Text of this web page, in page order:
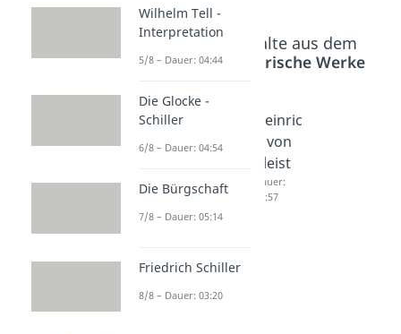
Beliebte Inhalte aus dem
BereichLiterarische Werke
Die
Judenbu
Zusam
sung
05:13
Sonnen
g
05:57
Heinric
h von
Kleist
Dauer:
03:57
Wilhelm Tell -
Interpretation
5/8 – Dauer: 04:44
Die Glocke -
Schiller
6/8 – Dauer: 04:54
Die Bürgschaft
7/8 – Dauer: 05:14
Friedrich Schiller
8/8 – Dauer: 03:20